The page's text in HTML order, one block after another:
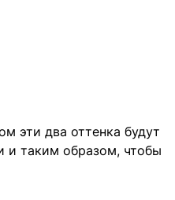
эти два оттенка будут
и таким образом, чтобы